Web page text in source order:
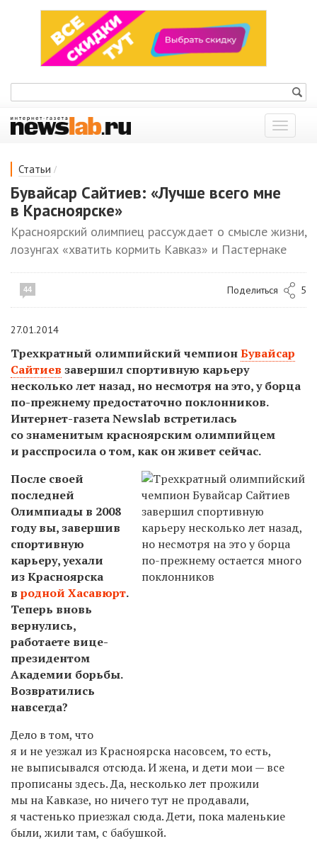
Показать
меню
Статьи /
Бувайсар Сайтиев: «Лучше всего мне
в Красноярске»
Красноярский олимпиец рассуждает о смысле жизни,
лозунгах «хватить кормить Кавказ» и Пастернаке
44 Поделиться 5
27.01.2014
Трехкратный олимпийский чемпионБувайсар
Сайтиев завершил спортивную карьеру
несколько лет назад, но несмотря на это, у борца
по-прежнему предостаточно поклонников.
Интернет-газета Newslab встретилась
со знаменитым красноярским олимпийцем
и расспросила о том, как он живет сейчас.
После своей
последней
Олимпиады в 2008
году вы, завершив
спортивную
карьеру, уехали
из Красноярска
в родной Хасавюрт.
Теперь вновь
вернулись,
работаете вице-
президентом
Академии борьбы.
Возвратились
навсегда?
Дело в том, что
я и не уезжал из Красноярска насовсем, то есть,
не выписывался отсюда. И жена, и дети мои — все
прописаны здесь. Да, несколько лет прожили
мы на Кавказе, но ничего тут не продавали,
я частенько приезжал сюда. Дети, пока маленькие
были, жили там, с бабушкой.